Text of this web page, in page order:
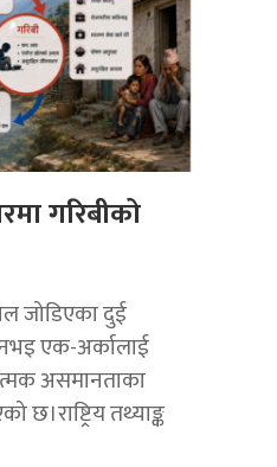
गरिबीको
जोडिएका दुई
एक-अर्कालाई
असमानताका
तथ्याङ्क